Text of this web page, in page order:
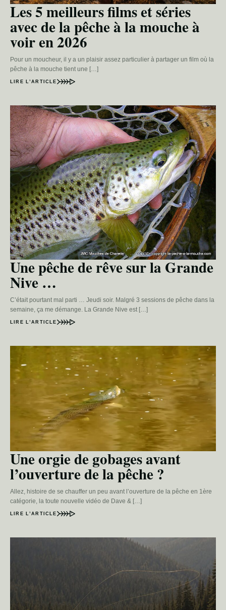
Les 5 meilleurs films et séries
avec de la pêche à la mouche à
voir en 2026
Pour un moucheur, il y a un plaisir assez particulier à partager un film où la
pêche à la mouche tient une […]
LIRE L’ARTICLE
Une pêche de rêve sur la Grande
Nive …
C’était pourtant mal parti … Jeudi soir. Malgré 3 sessions de pêche dans la
semaine, ça me démange. La Grande Nive est […]
LIRE L’ARTICLE
Une orgie de gobages avant
l’ouverture de la pêche ?
Allez, histoire de se chauffer un peu avant l’ouverture de la pêche en 1ère
catégorie, la toute nouvelle vidéo de Dave & […]
LIRE L’ARTICLE